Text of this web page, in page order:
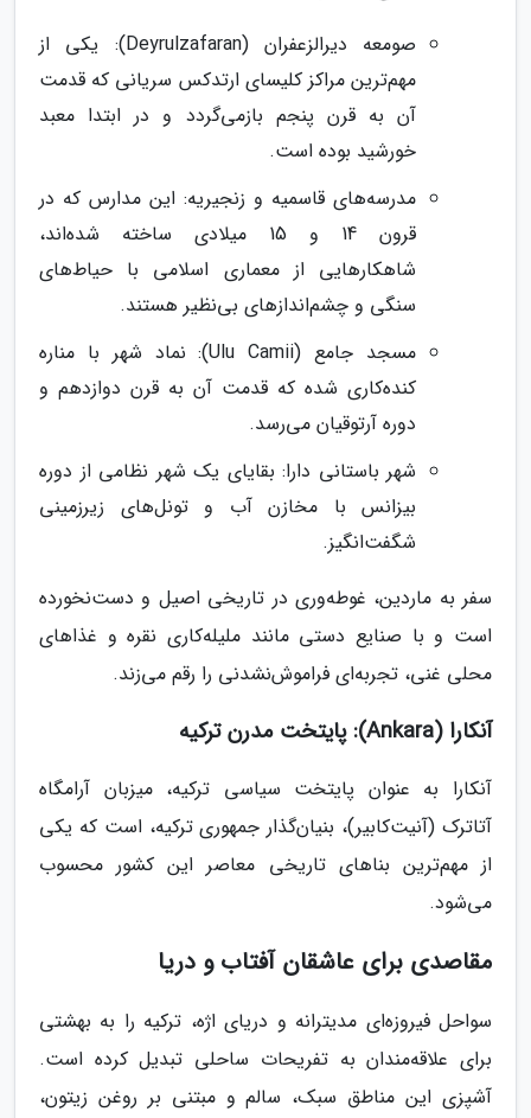
صومعه دیرالزعفران (Deyrulzafaran): یکی از
مهم‌ترین مراکز کلیسای ارتدکس سریانی که قدمت
آن به قرن پنجم بازمی‌گردد و در ابتدا معبد
خورشید بوده است.
مدرسه‌های قاسمیه و زنجیریه: این مدارس که در
قرون 14 و 15 میلادی ساخته شده‌اند،
شاهکارهایی از معماری اسلامی با حیاط‌های
سنگی و چشم‌اندازهای بی‌نظیر هستند.
مسجد جامع (Ulu Camii): نماد شهر با مناره
کنده‌کاری شده که قدمت آن به قرن دوازدهم و
دوره آرتوقیان می‌رسد.
شهر باستانی دارا: بقایای یک شهر نظامی از دوره
بیزانس با مخازن آب و تونل‌های زیرزمینی
شگفت‌انگیز.
سفر به ماردین، غوطه‌وری در تاریخی اصیل و دست‌نخورده
است و با صنایع دستی مانند ملیله‌کاری نقره و غذاهای
محلی غنی، تجربه‌ای فراموش‌نشدنی را رقم می‌زند.
آنکارا (Ankara): پایتخت مدرن ترکیه
آنکارا به عنوان پایتخت سیاسی ترکیه، میزبان آرامگاه
آتاترک (آنیت‌کابیر)، بنیان‌گذار جمهوری ترکیه، است که یکی
از مهم‌ترین بناهای تاریخی معاصر این کشور محسوب
می‌شود.
مقاصدی برای عاشقان آفتاب و دریا
سواحل فیروزه‌ای مدیترانه و دریای اژه، ترکیه را به بهشتی
برای علاقه‌مندان به تفریحات ساحلی تبدیل کرده است.
آشپزی این مناطق سبک، سالم و مبتنی بر روغن زیتون،